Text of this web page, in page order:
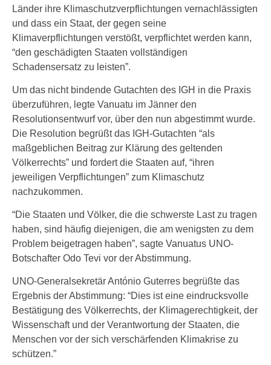
Länder ihre Klimaschutzverpflichtungen vernachlässigten
und dass ein Staat, der gegen seine
Klimaverpflichtungen verstößt, verpflichtet werden kann,
“den geschädigten Staaten vollständigen
Schadensersatz zu leisten”.
Um das nicht bindende Gutachten des IGH in die Praxis
überzuführen, legte Vanuatu im Jänner den
Resolutionsentwurf vor, über den nun abgestimmt wurde.
Die Resolution begrüßt das IGH-Gutachten “als
maßgeblichen Beitrag zur Klärung des geltenden
Völkerrechts” und fordert die Staaten auf, “ihren
jeweiligen Verpflichtungen” zum Klimaschutz
nachzukommen.
“Die Staaten und Völker, die die schwerste Last zu tragen
haben, sind häufig diejenigen, die am wenigsten zu dem
Problem beigetragen haben”, sagte Vanuatus UNO-
Botschafter Odo Tevi vor der Abstimmung.
UNO-Generalsekretär António Guterres begrüßte das
Ergebnis der Abstimmung: “Dies ist eine eindrucksvolle
Bestätigung des Völkerrechts, der Klimagerechtigkeit, der
Wissenschaft und der Verantwortung der Staaten, die
Menschen vor der sich verschärfenden Klimakrise zu
schützen.”